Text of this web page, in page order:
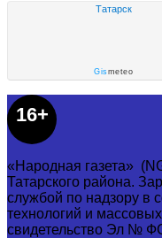
Татарск
Gismeteo
16+
«Народная газета»
Татарского района.
службой по надзору в
технологий и
свидетельство Эл №